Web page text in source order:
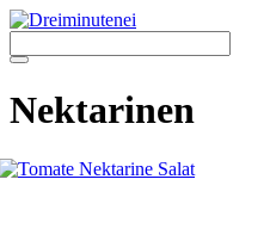
Zum
springen
Menü
Nektarinen